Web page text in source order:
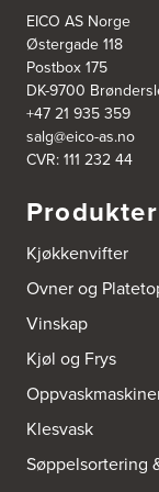
Tel.:99228877
Bergen
Hellevegen 228
5039 Bergen
Tel.:55-395060
Nesjane 7, Vikeså
Tel.:51-454050
Bjerks
Torkel Haabeths
4325 Sandnes
Tel.:51609590
Nordahl
EICO AS Norge
Østergade 118
Postbox 175
DK-9700
+47 21 935 359
salg@eico-as.no
CVR: 111 232 44
Produkter
Kjøkkenvifter
Ovner og
Vinskap
Kjøl og Frys
Klesvask
Søppelsortering